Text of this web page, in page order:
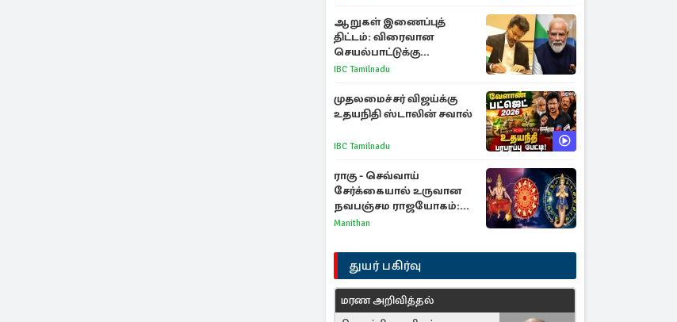
காந்தி
ஆறுகள் இணைப்புத்
திட்டம்: விரைவான
செயல்பாட்டுக்கு
பிரதமருக்கு முதலமைச்சர்
IBC Tamilnadu
முதலமைச்சர் விஜய்க்கு
உதயநிதி ஸ்டாலின் சவால்
IBC Tamilnadu
ராகு - செவ்வாய்
சேர்க்கையால் உருவான
நவபஞ்சம ராஜயோகம்:
அதிர்ஷ்டம் பெறும் 3
Manithan
துயர் பகிர்வு
மரண அறிவித்தல்